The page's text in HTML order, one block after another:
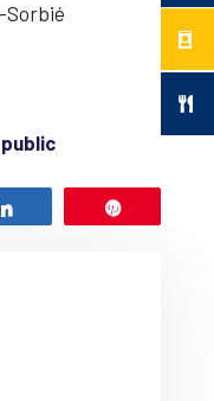
Sorbié